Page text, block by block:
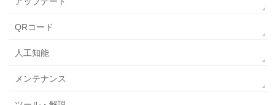
QRコード
人工知能
メンテナンス